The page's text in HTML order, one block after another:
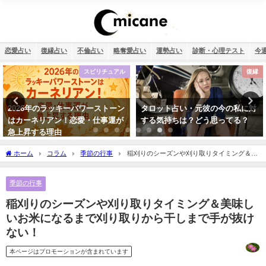
恋愛占い 復縁占い 不倫占い 略奪愛占い 運勢占い 診断・心理テスト 今
スピリチュアル
2026年のラッキーパワーストーン
はカーネリアン！恋愛・仕事運が
急上昇する理由
復縁
タロット占い・元彼の今の私に対
する気持ちは？どう思ってる？
ホーム コラム 季節の行事
稲刈りのシーズンや刈り取りタイミング＆美
味しいお米になるまで刈り取りから干しまで手が抜けない！
季節の行事
稲刈りのシーズンや刈り取りタイミング＆美味し
いお米になるまで刈り取りから干しまで手が抜け
ない！
本ページはプロモーションが含まれています